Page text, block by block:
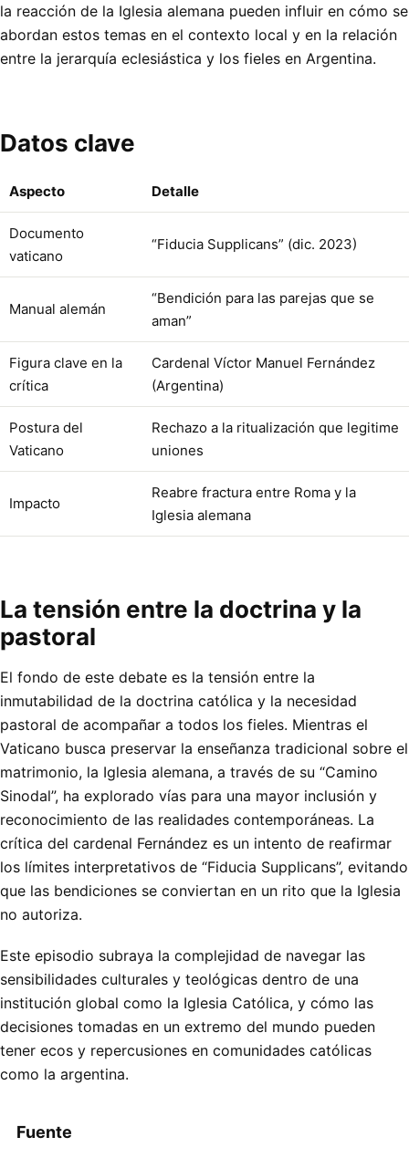
la reacción de la Iglesia alemana pueden influir en cómo se
abordan estos temas en el contexto local y en la relación
entre la jerarquía eclesiástica y los fieles en Argentina.
Datos clave
Aspecto Detalle
Documento
vaticano
“Fiducia Supplicans” (dic. 2023)
Manual alemán
“Bendición para las parejas que se
aman”
Figura clave en la
crítica
Cardenal Víctor Manuel Fernández
(Argentina)
Postura del
Vaticano
Rechazo a la ritualización que legitime
uniones
Impacto
Reabre fractura entre Roma y la
Iglesia alemana
La tensión entre la doctrina y la
pastoral
El fondo de este debate es la tensión entre la
inmutabilidad de la doctrina católica y la necesidad
pastoral de acompañar a todos los fieles. Mientras el
Vaticano busca preservar la enseñanza tradicional sobre el
matrimonio, la Iglesia alemana, a través de su “Camino
Sinodal”, ha explorado vías para una mayor inclusión y
reconocimiento de las realidades contemporáneas. La
crítica del cardenal Fernández es un intento de reafirmar
los límites interpretativos de “Fiducia Supplicans”, evitando
que las bendiciones se conviertan en un rito que la Iglesia
no autoriza.
Este episodio subraya la complejidad de navegar las
sensibilidades culturales y teológicas dentro de una
institución global como la Iglesia Católica, y cómo las
decisiones tomadas en un extremo del mundo pueden
tener ecos y repercusiones en comunidades católicas
como la argentina.
Fuente